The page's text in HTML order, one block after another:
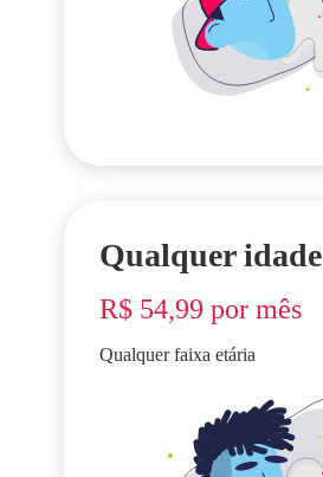
Qualquer idade
R$ 54,99 por mês
Qualquer faixa etária